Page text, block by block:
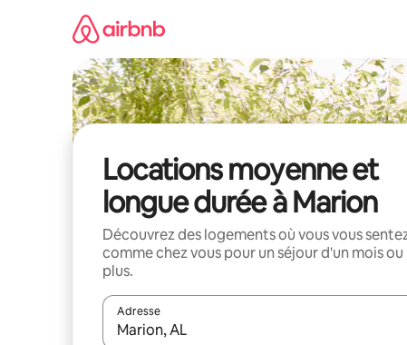
Locations moyenne et
longue durée à Marion
Découvrez des logements où vous vous
comme chez vous pour un séjour d'un mois ou
plus.
Adresse
Lorsque les résultats s'affichent, utilisez les